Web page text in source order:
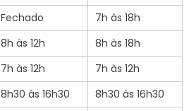
Fechado
7h às 18h
8h às 12h
8h às 18h
7h às 12h
7h às 12h
8h30 às 16h30
8h30 às 16h30